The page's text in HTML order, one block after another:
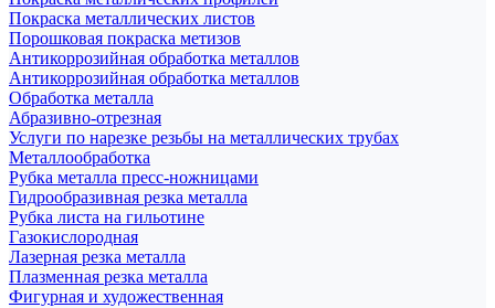
Покраска металлических листов
Порошковая покраска метизов
Антикоррозийная обработка металлов
Антикоррозийная обработка металлов
Обработка металла
Абразивно-отрезная
Услуги по нарезке резьбы на металлических трубах
Металлообработка
Рубка металла пресс-ножницами
Гидрообразивная резка металла
Рубка листа на гильотине
Газокислородная
Лазерная резка металла
Плазменная резка металла
Фигурная и художественная